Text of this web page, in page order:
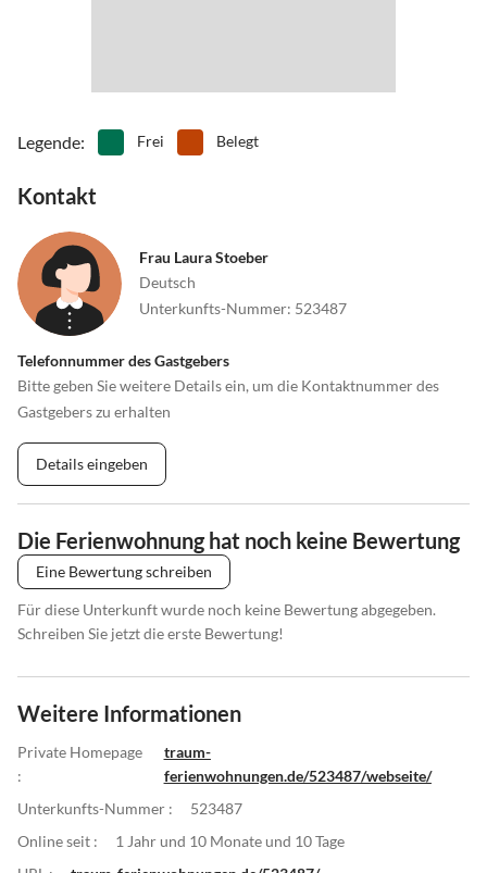
Legende: Frei Belegt
Kontakt
Frau Laura Stoeber
Deutsch
Unterkunfts-Nummer: 523487
Telefonnummer des Gastgebers
Bitte geben Sie weitere Details ein, um die Kontaktnummer des
Gastgebers zu erhalten
Details eingeben
Die Ferienwohnung hat noch keine Bewertung
Eine Bewertung schreiben
Für diese Unterkunft wurde noch keine Bewertung abgegeben.
Schreiben Sie jetzt die erste Bewertung!
Weitere Informationen
Private Homepage
:
traum-
ferienwohnungen.de/523487/webseite/
Unterkunfts-Nummer :
523487
Online seit :
1 Jahr und 10 Monate und 10 Tage